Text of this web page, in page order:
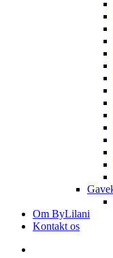
Om ByLilani
Kontakt os